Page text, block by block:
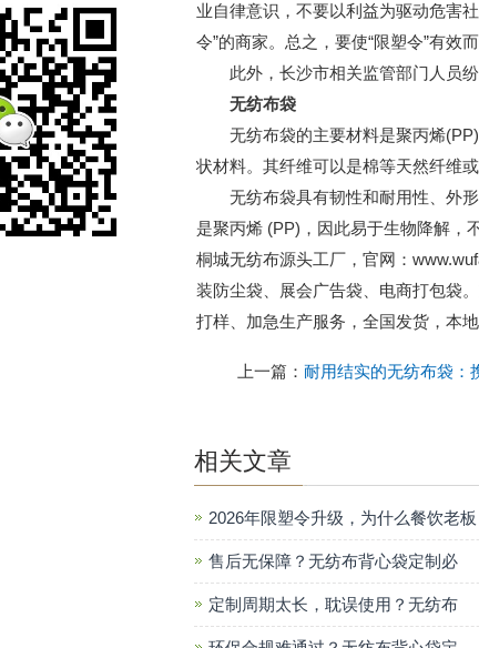
业自律意识，不要以利益为驱动危害
令”的商家。总之，要使“限塑令”有效
此外，长沙市相关监管部门人员纷
无纺布袋
无纺布袋的主要材料是聚丙烯(PP)
状材料。其纤维可以是棉等天然纤维或
无纺布袋具有韧性和耐用性、外形
是聚丙烯 (PP)，因此易于生物降解，
桐城无纺布源头工厂，官网：
装防尘袋、展会广告袋、电商打包袋
打样、加急生产服务，全国发货，本
上一篇： 耐用结实的无纺布袋：
相关文章
2026年限塑令升级，为什么餐饮老板
售后无保障？无纺布背心袋定制必
定制周期太长，耽误使用？无纺布